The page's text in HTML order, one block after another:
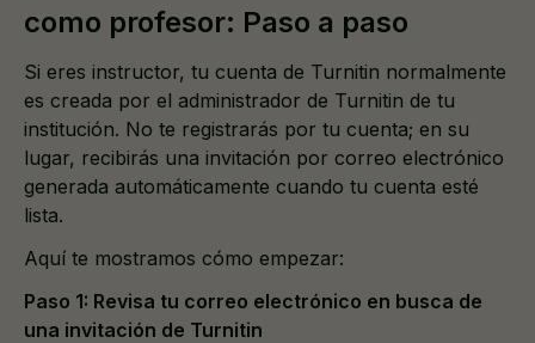
como profesor: Paso a paso
Si eres instructor, tu cuenta de Turnitin normalmente
es creada por el administrador de Turnitin de tu
institución. No te registrarás por tu cuenta; en su
lugar, recibirás una invitación por correo electrónico
generada automáticamente cuando tu cuenta esté
lista.
Aquí te mostramos cómo empezar:
Paso 1: Revisa tu correo electrónico en busca de
una invitación de Turnitin